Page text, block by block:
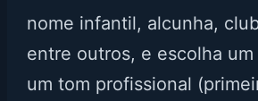
nome infantil, alcunha,
entre outros, e escolha
um tom profissional